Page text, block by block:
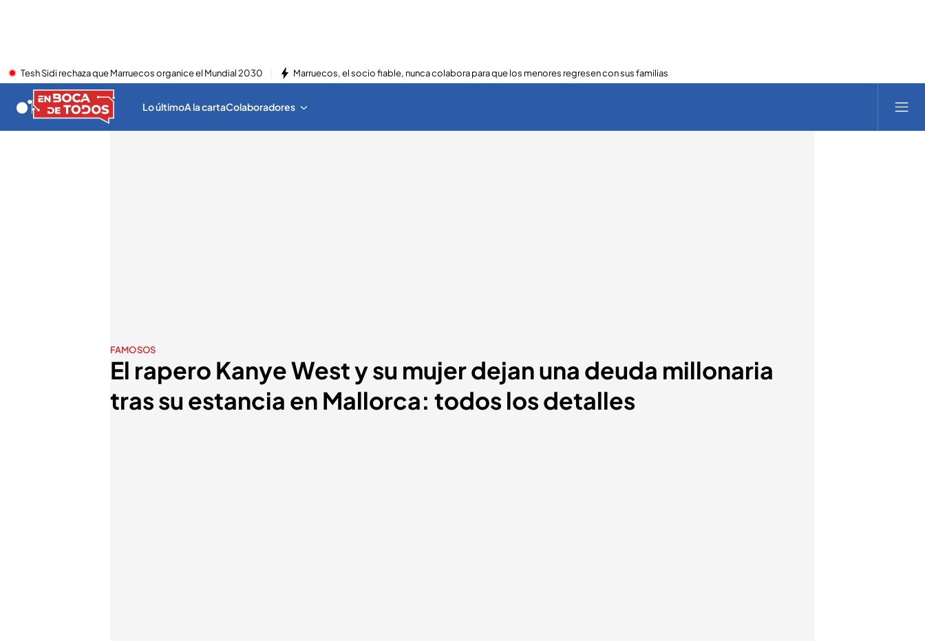
Tesh Sidi rechaza que Marruecos organice el Mundial 2030 Marruecos, el socio fiable, nunca colabora para que los menores regresen con sus familias
Lo últimoA la cartaColaboradores
FAMOSOS
El rapero Kanye West y su mujer dejan una deuda millonaria
tras su estancia en Mallorca: todos los detalles